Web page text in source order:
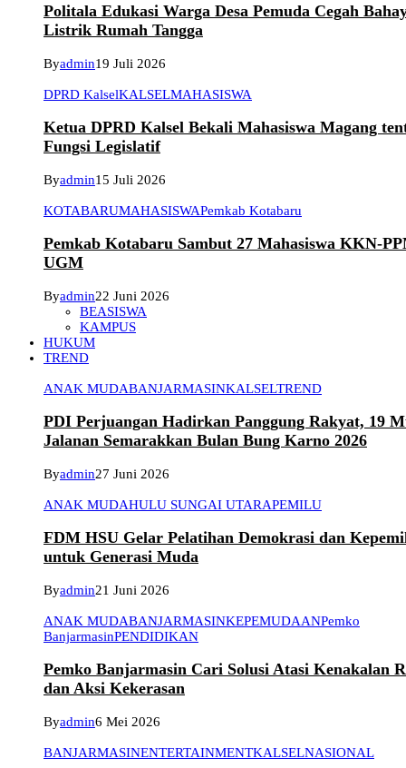
Politala Edukasi Warga Desa Pemuda Cegah
Listrik Rumah Tangga
Byadmin19 Juli 2026
DPRD KalselKALSELMAHASISWA
Ketua DPRD Kalsel Bekali Mahasiswa Magang
Fungsi Legislatif
Byadmin15 Juli 2026
KOTABARUMAHASISWAPemkab Kotabaru
Pemkab Kotabaru Sambut 27 Mahasiswa KKN-
UGM
Byadmin22 Juni 2026
BEASISWA
KAMPUS
HUKUM
TREND
ANAK MUDABANJARMASINKALSELTREND
PDI Perjuangan Hadirkan Panggung Rakyat, 19
Jalanan Semarakkan Bulan Bung Karno 2026
Byadmin27 Juni 2026
ANAK MUDAHULU SUNGAI UTARAPEMILU
FDM HSU Gelar Pelatihan Demokrasi dan
untuk Generasi Muda
Byadmin21 Juni 2026
ANAK MUDABANJARMASINKEPEMUDAANPemko
BanjarmasinPENDIDIKAN
Pemko Banjarmasin Cari Solusi Atasi Kenakalan
dan Aksi Kekerasan
Byadmin6 Mei 2026
BANJARMASINENTERTAINMENTKALSELNASIONAL